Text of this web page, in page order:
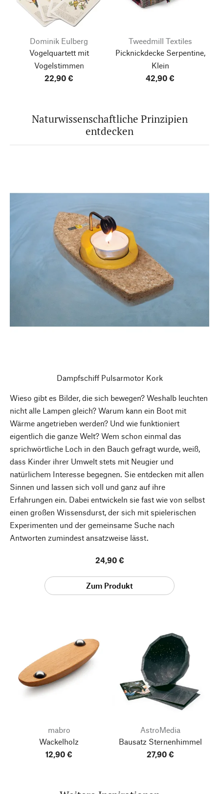
Dominik Eulberg
Vogelquartett mit
Vogelstimmen
22,90 €
Tweedmill Textiles
Picknickdecke Serpentine,
Klein
42,90 €
Naturwissenschaftliche Prinzipien
entdecken
Dampfschiff Pulsarmotor Kork
Wieso gibt es Bilder, die sich bewegen? Weshalb leuchten
nicht alle Lampen gleich? Warum kann ein Boot mit
Wärme angetrieben werden? Und wie funktioniert
eigentlich die ganze Welt? Wem schon einmal das
sprichwörtliche Loch in den Bauch gefragt wurde, weiß,
dass Kinder ihrer Umwelt stets mit Neugier und
natürlichem Interesse begegnen. Sie entdecken mit allen
Sinnen und lassen sich voll und ganz auf ihre
Erfahrungen ein. Dabei entwickeln sie fast wie von selbst
einen großen Wissensdurst, der sich mit spielerischen
Experimenten und der gemeinsame Suche nach
Antworten zumindest ansatzweise lässt.
24,90 €
Zum Produkt
mabro
Wackelholz
12,90 €
AstroMedia
Bausatz Sternenhimmel
27,90 €